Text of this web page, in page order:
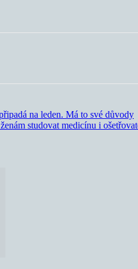
na leden. Má to své důvody
studovat medicínu i